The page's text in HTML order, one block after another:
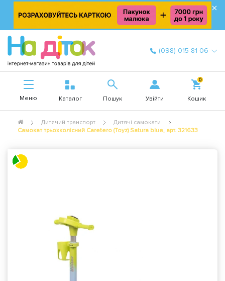
×
(098) 015 81 06
Меню Каталог Пошук Увійти
0
Кошик
Дитячий транспорт
Дитячі самокати
Самокат трьохколісний Caretero (Toyz) Satura blue, арт. 321633